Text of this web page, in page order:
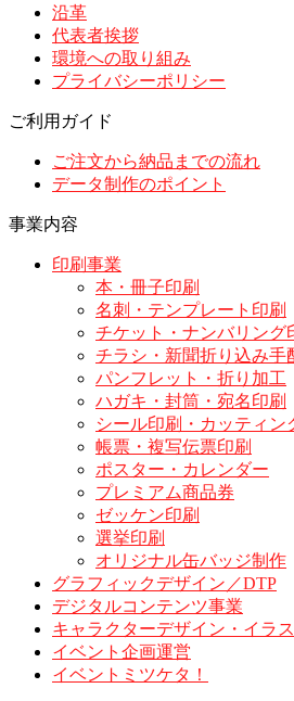
沿革
代表者挨拶
環境への取り組み
プライバシーポリシー
ご利用ガイド
ご注文から納品までの流れ
データ制作のポイント
事業内容
印刷事業
本・冊子印刷
名刺・テンプレート印刷
チケット・ナンバリング
チラシ・新聞折り込み手
パンフレット・折り加工
ハガキ・封筒・宛名印刷
シール印刷・カッティン
帳票・複写伝票印刷
ポスター・カレンダー
プレミアム商品券
ゼッケン印刷
選挙印刷
オリジナル缶バッジ制作
グラフィックデザイン／DTP
デジタルコンテンツ事業
キャラクターデザイン・イラ
イベント企画運営
イベントミツケタ！